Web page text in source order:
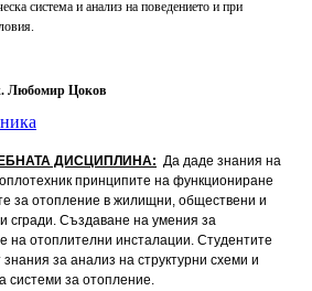
система и анализ на поведението и при
Любомир Цоков
ДИСЦИПЛИНА: Да даде знания на
принципите на функциониране
за отопление в жилищни, обществени и
сгради. Създаване на умения за
на отоплителни инсталации. Студентите
за анализ на структурни схеми и
системи за отопление.